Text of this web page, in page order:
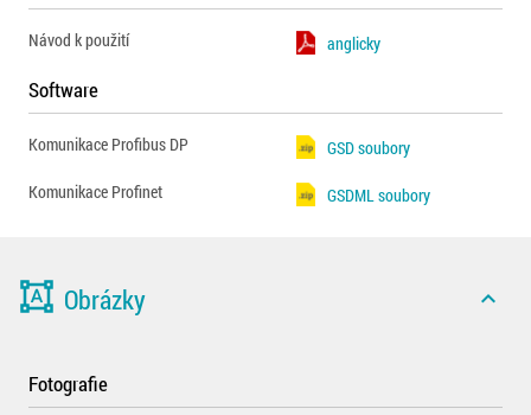
Návod k použití anglicky
Software
Komunikace Profibus DP
GSD soubory
Komunikace Profinet
GSDML soubory
format_shapes Obrázky expand_less
Fotografie